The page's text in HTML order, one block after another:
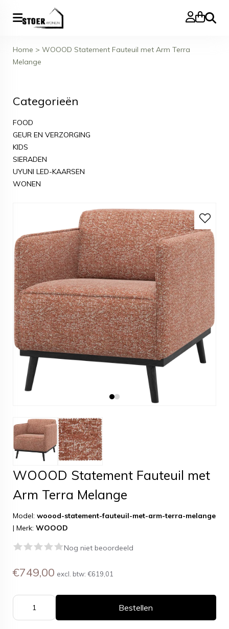
Zoeken
Home > WOOOD Statement Fauteuil met Arm Terra
Melange
Categorieën
FOOD
GEUR EN VERZORGING
KIDS
SIERADEN
UYUNI LED-KAARSEN
WONEN
WOOOD Statement Fauteuil met
Arm Terra Melange
Model: woood-statement-fauteuil-met-arm-terra-melange
| Merk: WOOOD
Nog niet beoordeeld
€749,00 excl. btw: €619,01
Bestellen